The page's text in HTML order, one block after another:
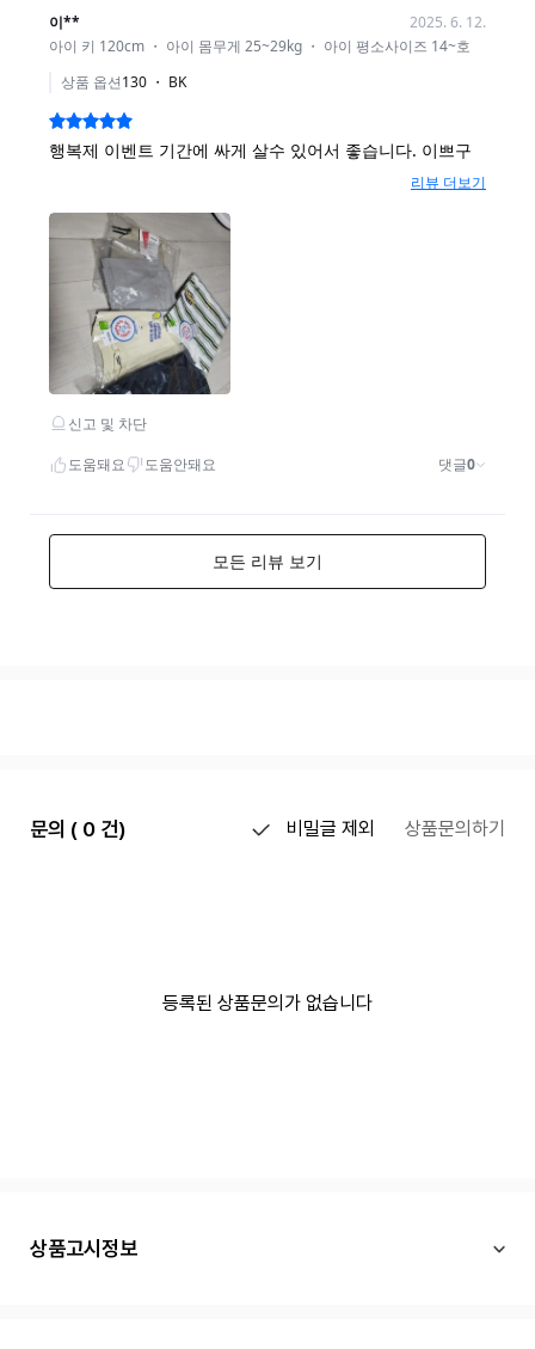
문의 ( 0 건) 비밀글 제외 상품문의하기
등록된 상품문의가 없습니다
상품고시정보